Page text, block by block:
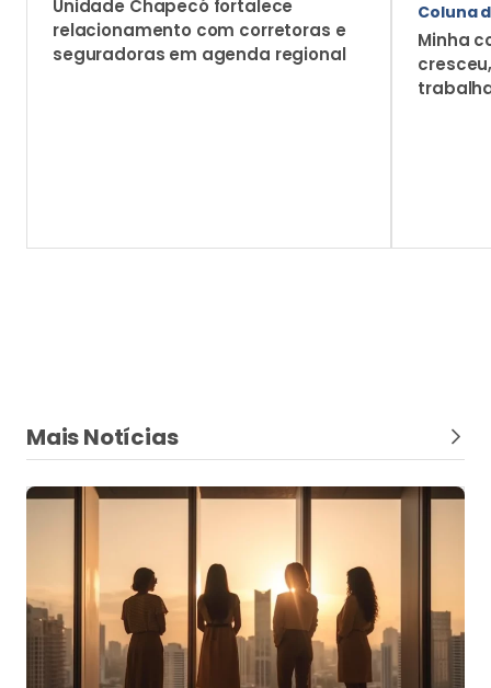
dados sobre a presença das mulheres como
profissionais e consumidoras de seguros e previdência